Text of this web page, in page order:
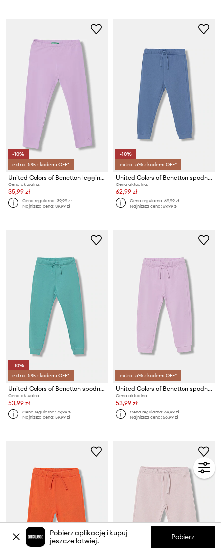
-10%
extra -5% z kodem: OFF*
United Colors of Benetton legginsy dziecięce bawełniane z elastanem
Cena aktualna:
35,99 zł
Cena regularna:39,99 zł
Najniższa cena:39,99 zł
-10%
extra -5% z kodem: OFF*
United Colors of Benetton spodnie dresowe bawełniane dziecięce
Cena aktualna:
62,99 zł
Cena regularna:69,99 zł
Najniższa cena:69,99 zł
-10%
extra -5% z kodem: OFF*
United Colors of Benetton spodnie dresowe bawełniane dziecięce
Cena aktualna:
53,99 zł
Cena regularna:79,99 zł
Najniższa cena:59,99 zł
extra -5% z kodem: OFF*
United Colors of Benetton spodnie joggery dziecięce bawełniane
Cena aktualna:
53,99 zł
Cena regularna:69,99 zł
Najniższa cena:56,99 zł
Pobierz aplikację i kupuj
jeszcze łatwiej.
Pobierz